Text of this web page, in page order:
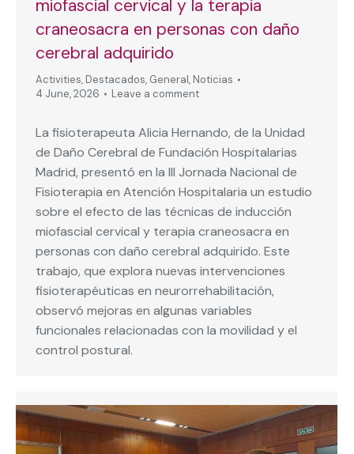
miofascial cervical y la terapia
craneosacra en personas con daño
cerebral adquirido
Activities, Destacados, General, Noticias
4 June, 2026
Leave a comment
La fisioterapeuta Alicia Hernando, de la Unidad
de Daño Cerebral de Fundación Hospitalarias
Madrid, presentó en la III Jornada Nacional de
Fisioterapia en Atención Hospitalaria un estudio
sobre el efecto de las técnicas de inducción
miofascial cervical y terapia craneosacra en
personas con daño cerebral adquirido. Este
trabajo, que explora nuevas intervenciones
fisioterapéuticas en neurorrehabilitación,
observó mejoras en algunas variables
funcionales relacionadas con la movilidad y el
control postural.